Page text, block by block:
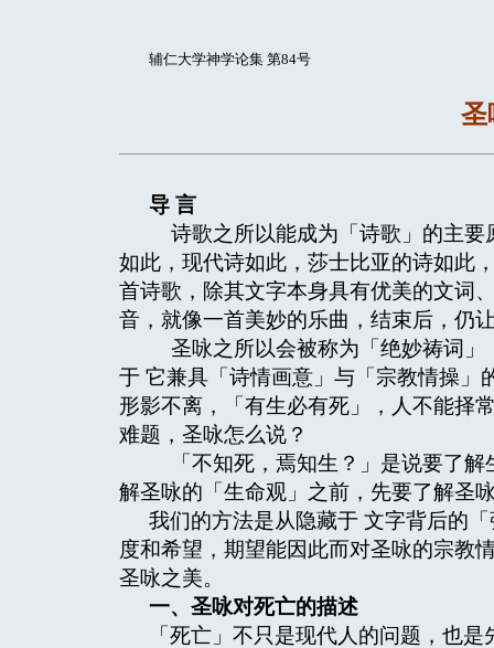
辅仁大学神学论集 第84号
圣
导 言
诗歌之所以能成为「诗歌」的主要
如此，现代诗如此，莎士比亚的诗如此
首诗歌，除其文字本身具有优美的文词
音，就像一首美妙的乐曲，结束后，仍
圣咏之所以会被称为「绝妙祷词」
于 它兼具「诗情画意」与「宗教情操」
形影不离，「有生必有死」，人不能择
难题，圣咏怎么说？
「不知死，焉知生？」是说要了解
解圣咏的「生命观」之前，先要了解圣
我们的方法是从隐藏于 文字背后的
度和希望，期望能因此而对圣咏的宗教
圣咏之美。
一、圣咏对死亡的描述
「死亡」不只是现代人的问题，也